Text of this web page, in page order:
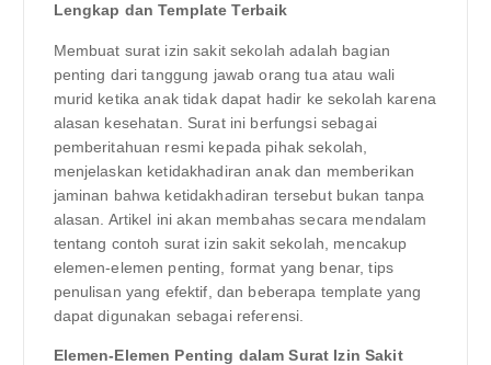
Lengkap dan Template Terbaik
Membuat surat izin sakit sekolah adalah bagian
penting dari tanggung jawab orang tua atau wali
murid ketika anak tidak dapat hadir ke sekolah karena
alasan kesehatan. Surat ini berfungsi sebagai
pemberitahuan resmi kepada pihak sekolah,
menjelaskan ketidakhadiran anak dan memberikan
jaminan bahwa ketidakhadiran tersebut bukan tanpa
alasan. Artikel ini akan membahas secara mendalam
tentang contoh surat izin sakit sekolah, mencakup
elemen-elemen penting, format yang benar, tips
penulisan yang efektif, dan beberapa template yang
dapat digunakan sebagai referensi.
Elemen-Elemen Penting dalam Surat Izin Sakit